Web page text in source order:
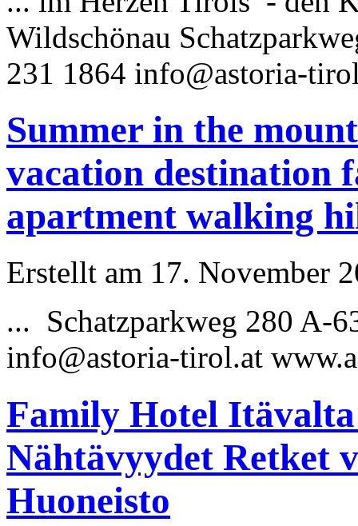
Wildschönau
231 1864 info@astoria-
Summer in the
vacation destination
apartment walking
Erstellt am 17. November
... Schatzparkweg 280 A-
info@astoria-tirol.at
Family Hotel
Nähtävyydet Retket
Huoneisto